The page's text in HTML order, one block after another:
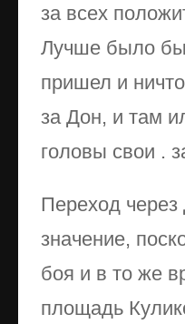
за всех
Лучше было бы
пришел и
за Дон, и там
головы свои .
Переход через
значение,
боя и в то же
площадь